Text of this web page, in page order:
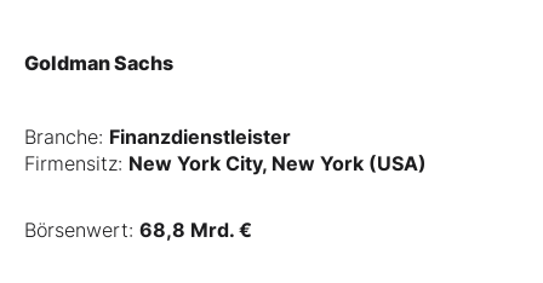
Goldman Sachs
Branche: Finanzdienstleister
Firmensitz: New York City, New York (USA)
Börsenwert: 68,8 Mrd. €